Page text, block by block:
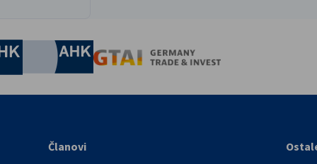
of Commerce and Industry
Chamber of Commerce and Industry
AHK.de
Članovi